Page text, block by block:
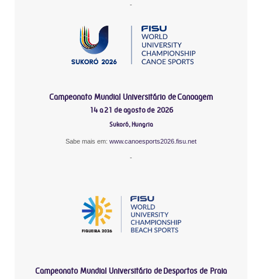
-
Campeonato Mundial Universitário de Canoagem
14 a 21 de agosto de 2026
Sukoró, Hungria
Sabe mais em: www.canoesports2026.fisu.net
-
Campeonato Mundial Universitário de Desportos de Praia